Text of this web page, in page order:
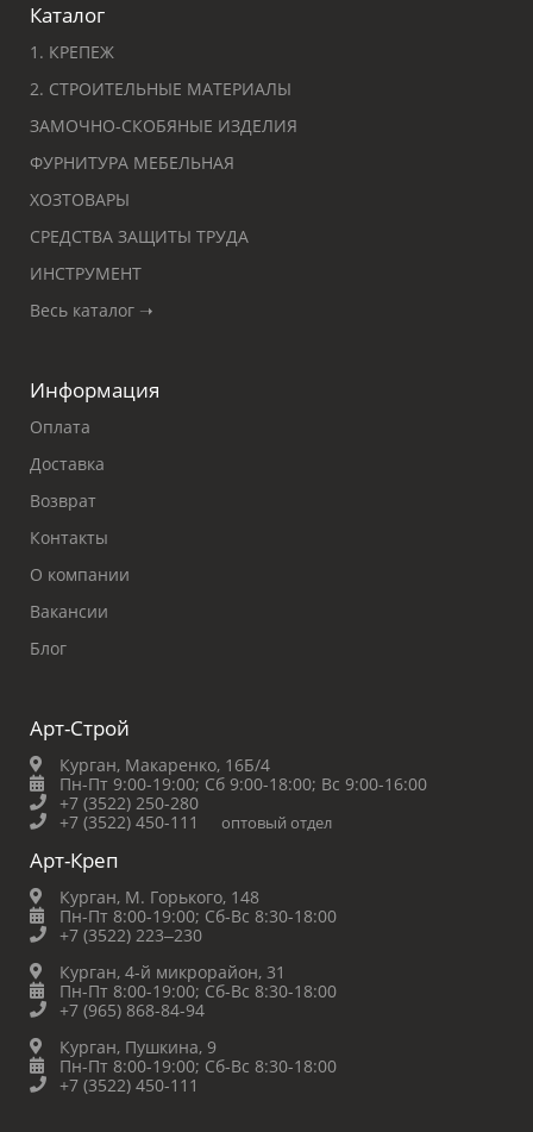
Каталог
1. КРЕПЕЖ
2. СТРОИТЕЛЬНЫЕ МАТЕРИАЛЫ
ЗАМОЧНО-СКОБЯНЫЕ ИЗДЕЛИЯ
ФУРНИТУРА МЕБЕЛЬНАЯ
ХОЗТОВАРЫ
СРЕДСТВА ЗАЩИТЫ ТРУДА
ИНСТРУМЕНТ
Весь каталог ➝
Информация
Оплата
Доставка
Возврат
Контакты
О компании
Вакансии
Блог
Арт-Строй
Курган, Макаренко, 16Б/4
Пн-Пт 9:00-19:00; Сб 9:00-18:00; Вс 9:00-16:00
+7 (3522) 250-280
+7 (3522) 450-111
оптовый отдел
Арт-Креп
Курган, М. Горького, 148
Пн-Пт 8:00-19:00; Сб-Вс 8:30-18:00
+7 (3522) 223‒230
Курган, 4-й микрорайон, 31
Пн-Пт 8:00-19:00; Сб-Вс 8:30-18:00
+7 (965) 868-84-94
Курган, Пушкина, 9
Пн-Пт 8:00-19:00; Сб-Вс 8:30-18:00
+7 (3522) 450-111